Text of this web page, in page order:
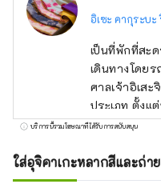
อิเซะ คากุระบ
เป็นที่พักที่สะ
เดินทางโดย
ศาลเจ้าอิเส
ประเภท ตั้งแ
เตียงแฝดพร้
กิจกรรมมาก
สามารถสวม
บริการนี้รวมโฆษณาที่ได้รับการสนับสนุน
ใส่อุจิคาเกะหลากสีและถ่